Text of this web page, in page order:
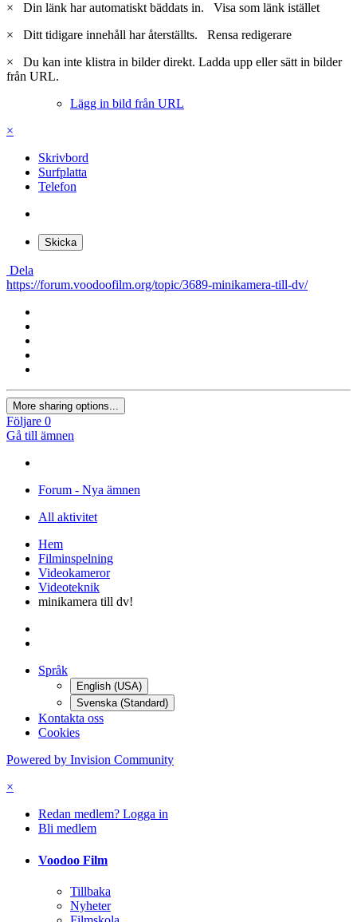
×
Din länk har automatiskt bäddats in. Visa som länk istället
×
Ditt tidigare innehåll har återställts. Rensa redigerare
×
Du kan inte klistra in bilder direkt. Ladda upp eller sätt in bilder
från URL.
Lägg in bild från URL
×
Skrivbord
Surfplatta
Telefon
Skicka
Dela
https://forum.voodoofilm.org/topic/3689-minikamera-till-dv/
More sharing options...
Följare 0
Gå till ämnen
Forum - Nya ämnen
All aktivitet
Hem
Filminspelning
Videokameror
Videoteknik
minikamera till dv!
Språk
English (USA)
Svenska (Standard)
Kontakta oss
Cookies
Powered by Invision Community
×
Redan medlem? Logga in
Bli medlem
Voodoo Film
Tillbaka
Nyheter